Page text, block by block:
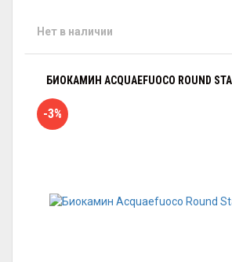
Нет в наличии
БИОКАМИН ACQUAEFUOCO ROUND
-3%